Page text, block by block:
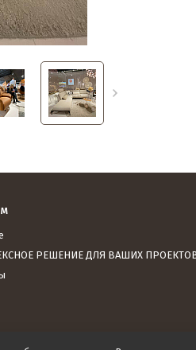
РЕШЕНИЕ ДЛЯ ВАШИХ